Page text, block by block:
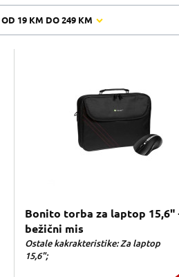
OD 19 KM DO249 KM
Bonito torba za laptop 15,6"
bežični mis
Ostale kakrakteristike: Za laptop
15,6";